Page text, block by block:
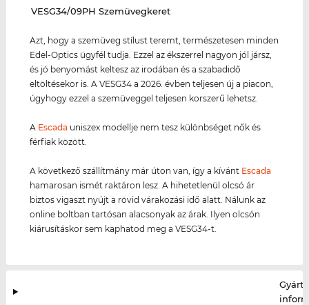
‌VESG34/09PH Szemüvegkeret
Azt, hogy a szemüveg stílust teremt, természetesen minden
Edel-Optics ügyfél tudja. Ezzel az ékszerrel nagyon jól jársz,
és jó benyomást keltesz az irodában és a szabadidő
eltöltésekor is. A VESG34 a 2026. évben teljesen új a piacon,
úgyhogy ezzel a szemüveggel teljesen korszerű lehetsz.
A Escada uniszex modellje nem tesz különbséget nők és
férfiak között.
A következő szállítmány már úton van, így a kívánt Escada
hamarosan ismét raktáron lesz. A hihetetlenül olcsó ár
biztos vigaszt nyújt a rövid várakozási idő alatt. Nálunk az
online boltban tartósan alacsonyak az árak. Ilyen olcsón
kiárusításkor sem kaphatod meg a VESG34-t.